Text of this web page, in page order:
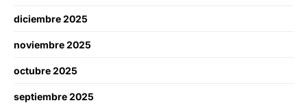
diciembre 2025
noviembre 2025
octubre 2025
septiembre 2025